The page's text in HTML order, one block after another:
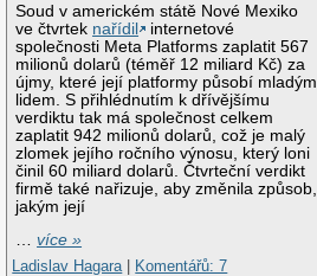
Soud v americkém státě Nové Mexiko
ve čtvrtek nařídil
internetové
společnosti Meta Platforms zaplatit 567
milionů dolarů (téměř 12 miliard Kč) za
újmy, které její platformy působí mladým
lidem. S přihlédnutím k dřívějšímu
verdiktu tak má společnost celkem
zaplatit 942 milionů dolarů, což je malý
zlomek jejího ročního výnosu, který loni
činil 60 miliard dolarů. Čtvrteční verdikt
firmě také nařizuje, aby změnila způsob,
jakým její
…více »
Ladislav Hagara
Komentářů: 7